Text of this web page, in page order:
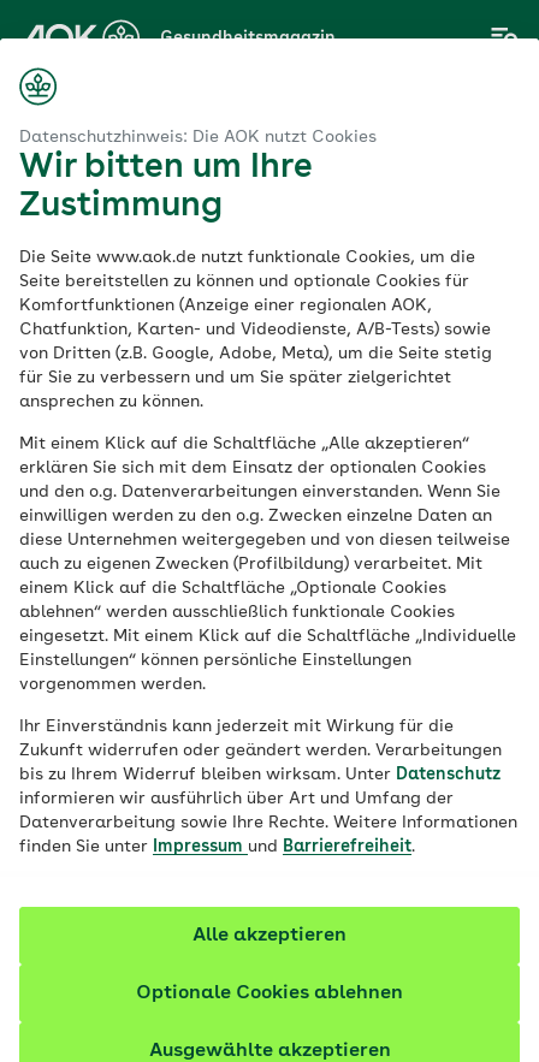
Datenschutzhinweis: Die AOK nutzt Cookies
Wir bitten um Ihre
Zustimmung
Die Seite www.aok.de nutzt funktionale Cookies, um die
Seite bereitstellen zu können und optionale Cookies für
Komfortfunktionen (Anzeige einer regionalen AOK,
Chatfunktion, Karten- und Videodienste, A/B-Tests) sowie
von Dritten (z.B. Google, Adobe, Meta), um die Seite stetig
für Sie zu verbessern und um Sie später zielgerichtet
ansprechen zu können.
Mit einem Klick auf die Schaltfläche „Alle akzeptieren“
erklären Sie sich mit dem Einsatz der optionalen Cookies
und den o.g. Datenverarbeitungen einverstanden. Wenn Sie
einwilligen werden zu den o.g. Zwecken einzelne Daten an
diese Unternehmen weitergegeben und von diesen teilweise
auch zu eigenen Zwecken (Profilbildung) verarbeitet. Mit
einem Klick auf die Schaltfläche „Optionale Cookies
ablehnen“ werden ausschließlich funktionale Cookies
eingesetzt. Mit einem Klick auf die Schaltfläche „Individuelle
Einstellungen“ können persönliche Einstellungen
vorgenommen werden.
Ihr Einverständnis kann jederzeit mit Wirkung für die
Zukunft widerrufen oder geändert werden. Verarbeitungen
bis zu Ihrem Widerruf bleiben wirksam. Unter Datenschutz
informieren wir ausführlich über Art und Umfang der
Datenverarbeitung sowie Ihre Rechte. Weitere Informationen
finden Sie unter
Impressum und Barrierefreiheit.
Ausgewählte akzeptieren
Optionale Cookies ablehnen
Alle akzeptieren
Hauptinhalt
springen
Gesundheitsmagazin
Selbstoptimierung –
wo hört es auf,
gesund zu sein?
Veröffentlicht am:
02.10.2024 5 Minuten Lesedauer
Das eigene Verhalten ab und zu kritisch zu
hinterfragen und den Wunsch zu hegen,
Fähigkeiten auszubauen, ist sinnvoll. Doch
opfern Menschen dafür viel Zeit und am
Ende ihr Wohlbefinden, kann ein
Selbstoptimierungswahn dahinterstecken.
Fachlich geprüft